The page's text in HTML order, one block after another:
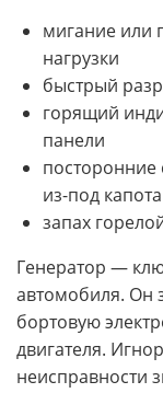
мигание или
нагрузки
быстрый
горящий
панели
из-под капота
запах
Генератор —
автомобиля. Он
бортовую
двигателя.
неисправности